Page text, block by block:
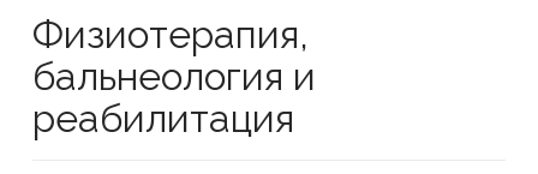
Физиотерапия,
бальнеология и
реабилитация